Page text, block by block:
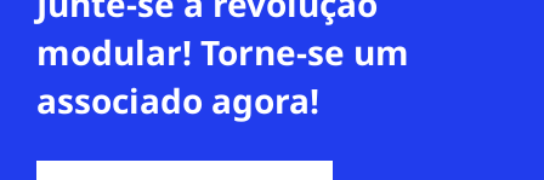
modular! Torne-se um
associado agora!